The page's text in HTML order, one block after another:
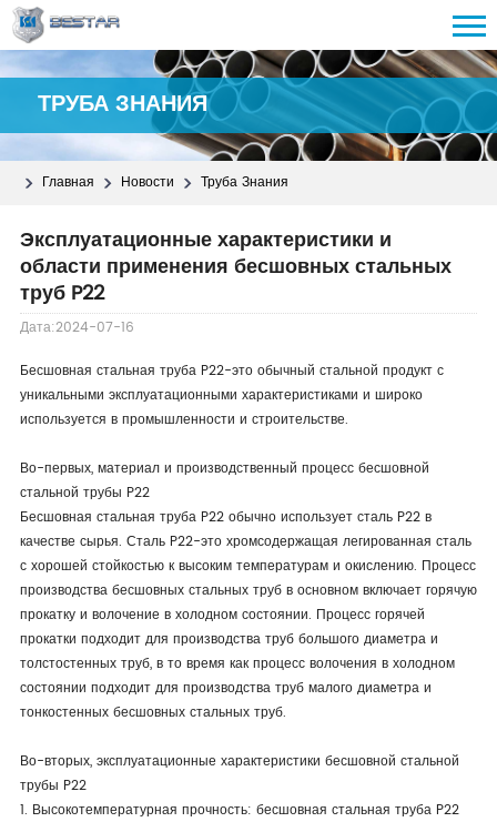
ТРУБА ЗНАНИЯ
Главная Новости Труба Знания
Эксплуатационные характеристики и
области применения бесшовных стальных
труб P22
Дата:2024-07-16
Бесшовная стальная труба P22-это обычный стальной продукт с
уникальными эксплуатационными характеристиками и широко
используется в промышленности и строительстве.
Во-первых, материал и производственный процесс бесшовной
стальной трубы P22
Бесшовная стальная труба P22 обычно использует сталь P22 в
качестве сырья. Сталь P22-это хромсодержащая легированная сталь
с хорошей стойкостью к высоким температурам и окислению. Процесс
производства бесшовных стальных труб в основном включает горячую
прокатку и волочение в холодном состоянии. Процесс горячей
прокатки подходит для производства труб большого диаметра и
толстостенных труб, в то время как процесс волочения в холодном
состоянии подходит для производства труб малого диаметра и
тонкостенных бесшовных стальных труб.
Во-вторых, эксплуатационные характеристики бесшовной стальной
трубы P22
1. Высокотемпературная прочность: бесшовная стальная труба P22